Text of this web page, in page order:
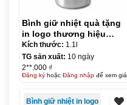
Bình giữ nhiệt quà tặng
in logo thương hiệu
Lock&Lock quai xách
1.1L KQ-BGN01
Kích thước: 1.1l
TG sản xuất: 10 ngày
2**.000 ₫
Đăng kýhoặc Đăng nhậpđể xem giá
Bình giữ nhiệt in logo